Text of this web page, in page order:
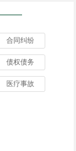
合同纠纷
债权债务
医疗事故